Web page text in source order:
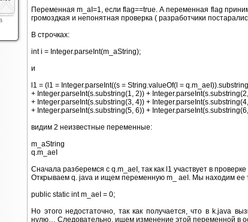
0)
flag = true;
}
if(flag)
{
m_aI = 1;
q._aStringIV("temp", 2, i);
} else
{
m_aI = 2;
}
this;
goto _L8
Переменная m_aI=1, если flag==true. А переменная flag
громоздкая и непонятная проверка ( разработчики
В строчках:
int i = Integer.parseInt(m_aString);
и
l1 = (l1 = Integer.parseInt((s = String.valueOf(l =
+ Integer.parseInt(s.substring(1, 2)) +
+ Integer.parseInt(s.substring(3, 4)) +
+ Integer.parseInt(s.substring(5, 6)) +
видим 2 неизвестные переменные:
m_aString
q.m_aeI
Сначала разберемся с q.m_aeI, так как l1 участвует в проверке
Открываем q. java и ищем переменную m_ aeI. Мы находим ее
public static int m_aeI = 0;
Но этого недостаточно, так как получается, что в k.java
нулю… Следовательно, ищем изменение этой переменной в